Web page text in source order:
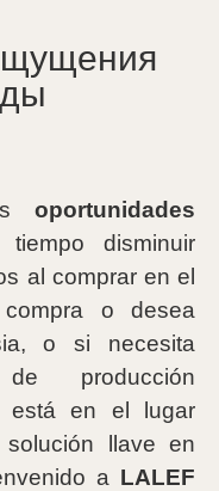
oportunidades
disminuir
al comprar en el
o desea
o si necesita
producción
está en el lugar
llave en
a LALEF